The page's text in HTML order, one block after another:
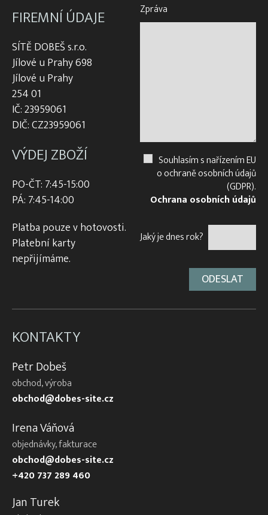
FIREMNÍ ÚDAJE
SÍTĚ DOBEŠ s.r.o.
Jílové u Prahy 698
Jílové u Prahy
254 01
IČ: 23959061
DIČ: CZ23959061
VÝDEJ ZBOŽÍ
PO-ČT: 7:45-15:00
PÁ: 7:45-14:00
Platba pouze v hotovosti.
Platební karty
nepřijímáme.
Zpráva
Souhlasím s nařízením EU
o ochraně osobních údajů
(GDPR).
Ochrana osobních údajů
Jaký je dnes rok?
KONTAKTY
Petr Dobeš
obchod, výroba
obchod@dobes-site.cz
Irena Váňová
objednávky, fakturace
obchod@dobes-site.cz
+420 737 289 460
Jan Turek